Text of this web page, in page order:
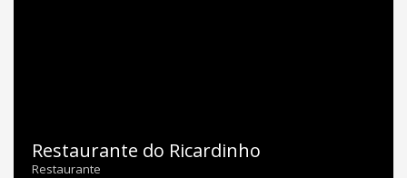
Restaurante do Ricardinho
Restaurante